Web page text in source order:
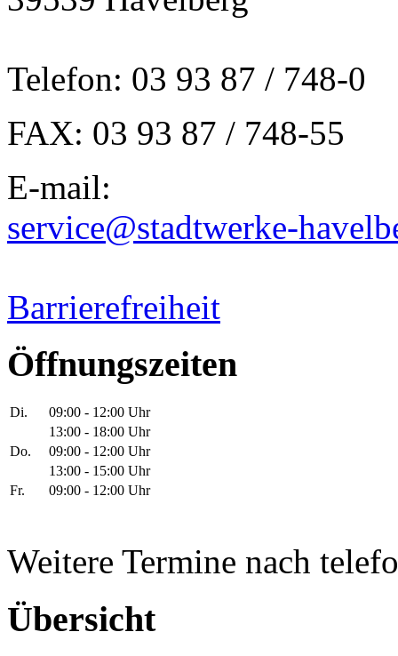
Telefon: 03 93 87 / 748-0
FAX: 03 93 87 / 748-55
E-mail:
service@stadtwerke-
Barrierefreiheit
Öffnungszeiten
Di.
09:00 - 12:00 Uhr
13:00 - 18:00 Uhr
Do.
09:00 - 12:00 Uhr
13:00 - 15:00 Uhr
Fr.
09:00 - 12:00 Uhr
Weitere Termine nach
Übersicht